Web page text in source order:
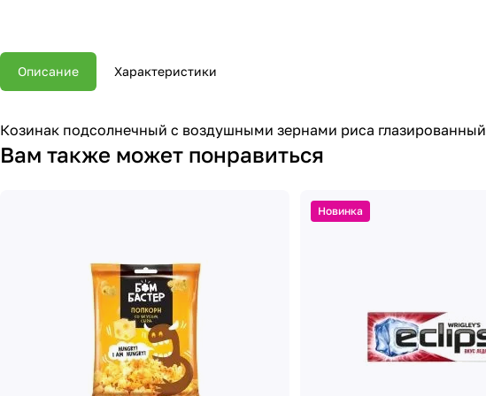
Описание Характеристики
Козинак подсолнечный с воздушными зернами риса глазированный
Вам также может понравиться
Новинка